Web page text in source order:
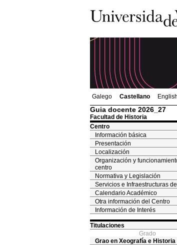
Galego Castellano English
Guia docente 2026_27
Facultad de Historia
Centro
Información básica
Presentación
Localización
Organización y
centro
Normativa y Legislación
Servicios e Infraestructuras
Calendario Académico
Otra información del Centro
Información de Interés
Titulaciones
Grado
Grao en Xeografía e Historia